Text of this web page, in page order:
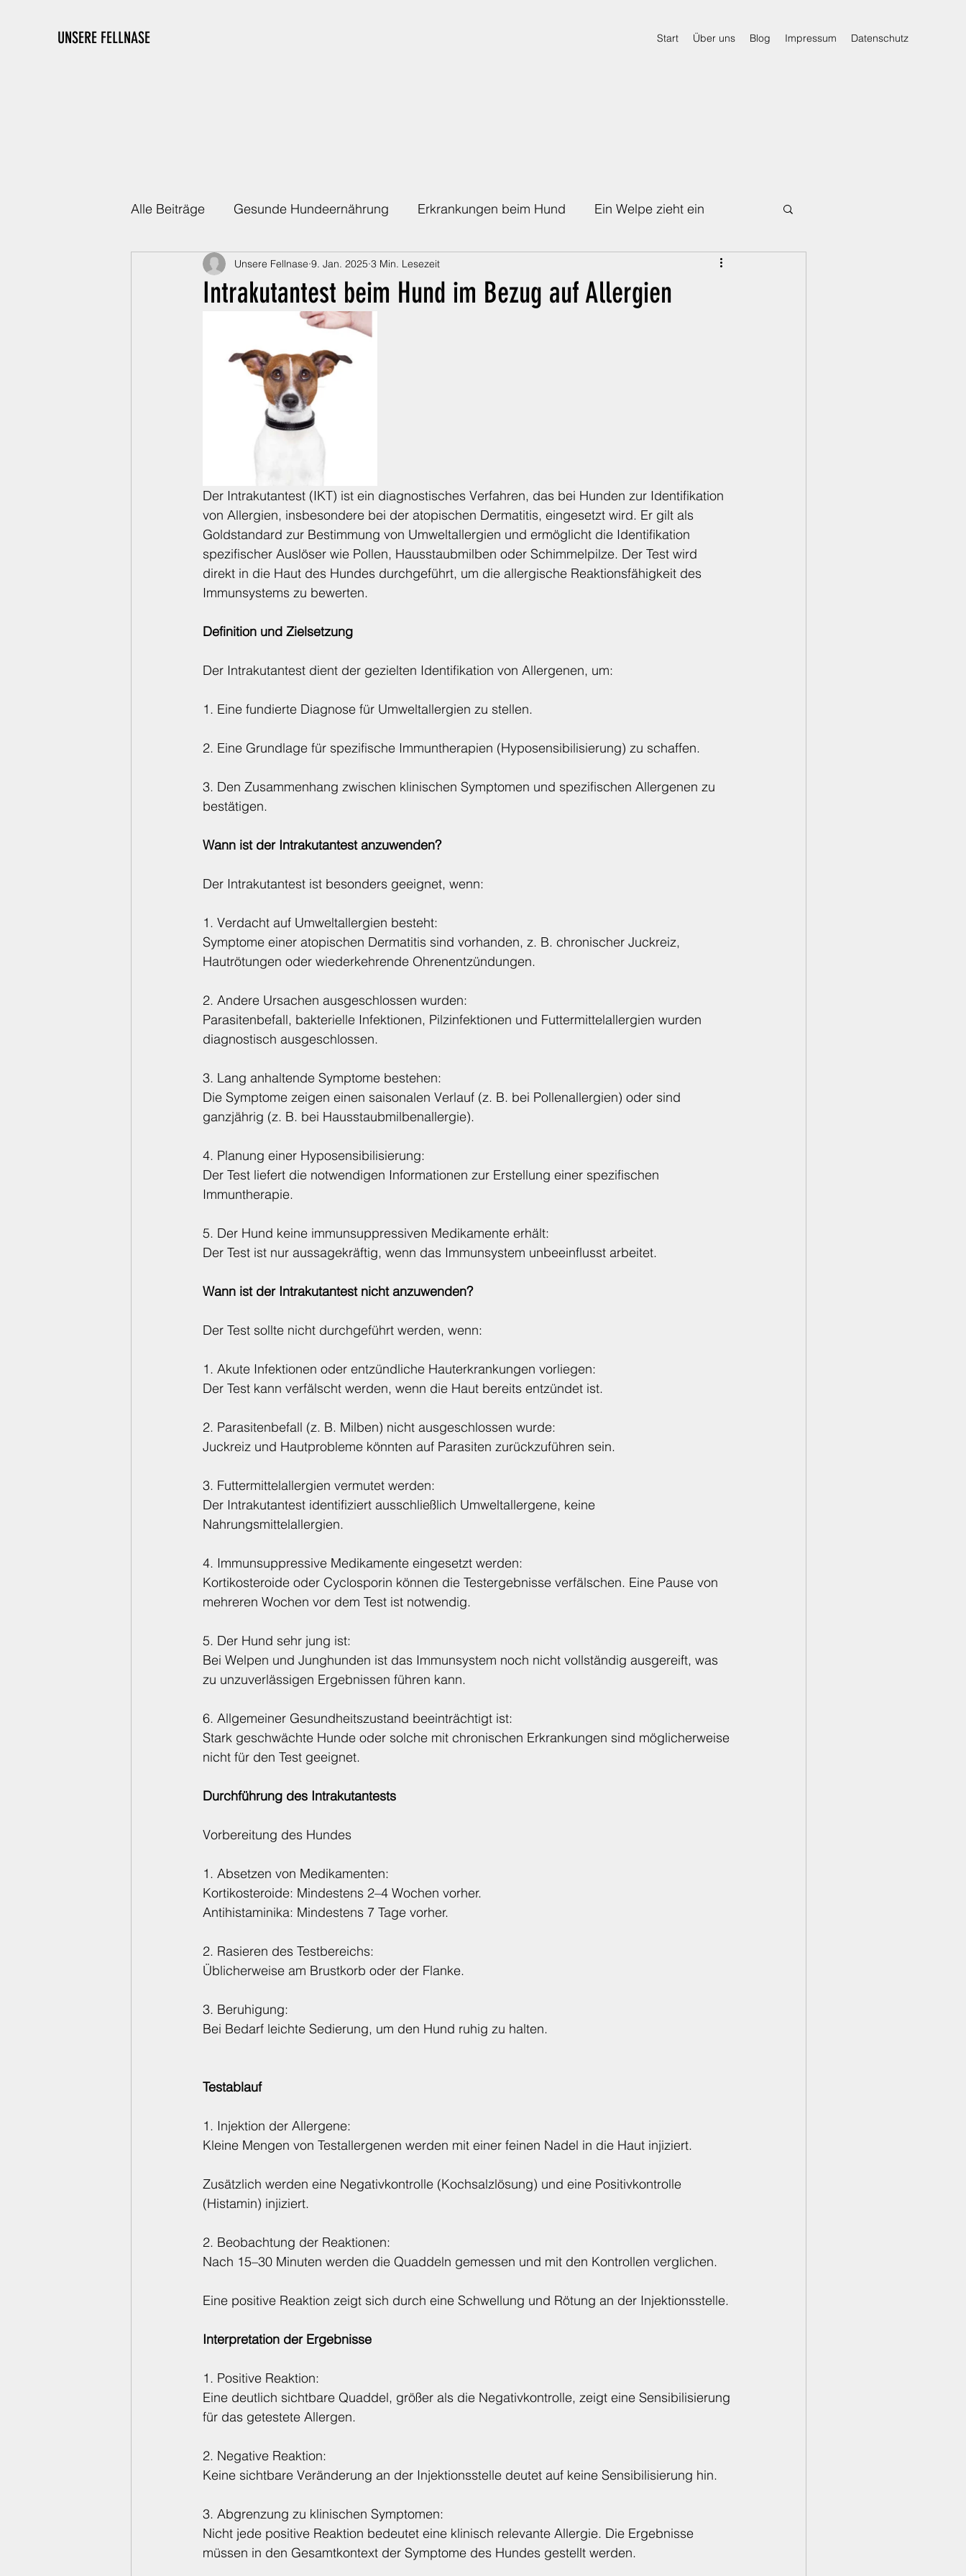
UNSERE FELLNASE Start Über uns Blog Impressum Datenschutz
Alle Beiträge Gesunde Hundeernährung Erkrankungen beim Hund Ein Welpe zieht ein
Die richtige Ausstattung Die richtige Absicherung Für den Notfall
Tierschutz
Intrakutantest beim Hund im Bezug auf Allergien
Unsere Fellnase 9. Jan. 2025 3 Min. Lesezeit
Der Intrakutantest (IKT) ist ein diagnostisches Verfahren, das bei Hunden zur Identifikation
von Allergien, insbesondere bei der atopischen Dermatitis, eingesetzt wird. Er gilt als
Goldstandard zur Bestimmung von Umweltallergien und ermöglicht die Identifikation
spezifischer Auslöser wie Pollen, Hausstaubmilben oder Schimmelpilze. Der Test wird
direkt in die Haut des Hundes durchgeführt, um die allergische Reaktionsfähigkeit des
Immunsystems zu bewerten.
Definition und Zielsetzung
Der Intrakutantest dient der gezielten Identifikation von Allergenen, um:
1. Eine fundierte Diagnose für Umweltallergien zu stellen.
2. Eine Grundlage für spezifische Immuntherapien (Hyposensibilisierung) zu schaffen.
3. Den Zusammenhang zwischen klinischen Symptomen und spezifischen Allergenen zu
bestätigen.
Wann ist der Intrakutantest anzuwenden?
Der Intrakutantest ist besonders geeignet, wenn:
1. Verdacht auf Umweltallergien besteht:
Symptome einer atopischen Dermatitis sind vorhanden, z. B. chronischer Juckreiz,
Hautrötungen oder wiederkehrende Ohrenentzündungen.
2. Andere Ursachen ausgeschlossen wurden:
Parasitenbefall, bakterielle Infektionen, Pilzinfektionen und Futtermittelallergien wurden
diagnostisch ausgeschlossen.
3. Lang anhaltende Symptome bestehen:
Die Symptome zeigen einen saisonalen Verlauf (z. B. bei Pollenallergien) oder sind
ganzjährig (z. B. bei Hausstaubmilbenallergie).
4. Planung einer Hyposensibilisierung:
Der Test liefert die notwendigen Informationen zur Erstellung einer spezifischen
Immuntherapie.
5. Der Hund keine immunsuppressiven Medikamente erhält:
Der Test ist nur aussagekräftig, wenn das Immunsystem unbeeinflusst arbeitet.
Wann ist der Intrakutantest nicht anzuwenden?
Der Test sollte nicht durchgeführt werden, wenn:
1. Akute Infektionen oder entzündliche Hauterkrankungen vorliegen:
Der Test kann verfälscht werden, wenn die Haut bereits entzündet ist.
2. Parasitenbefall (z. B. Milben) nicht ausgeschlossen wurde:
Juckreiz und Hautprobleme könnten auf Parasiten zurückzuführen sein.
3. Futtermittelallergien vermutet werden:
Der Intrakutantest identifiziert ausschließlich Umweltallergene, keine
Nahrungsmittelallergien.
4. Immunsuppressive Medikamente eingesetzt werden:
Kortikosteroide oder Cyclosporin können die Testergebnisse verfälschen. Eine Pause von
mehreren Wochen vor dem Test ist notwendig.
5. Der Hund sehr jung ist:
Bei Welpen und Junghunden ist das Immunsystem noch nicht vollständig ausgereift, was
zu unzuverlässigen Ergebnissen führen kann.
6. Allgemeiner Gesundheitszustand beeinträchtigt ist:
Stark geschwächte Hunde oder solche mit chronischen Erkrankungen sind möglicherweise
nicht für den Test geeignet.
Durchführung des Intrakutantests
Vorbereitung des Hundes
1. Absetzen von Medikamenten:
Kortikosteroide: Mindestens 2–4 Wochen vorher.
Antihistaminika: Mindestens 7 Tage vorher.
2. Rasieren des Testbereichs:
Üblicherweise am Brustkorb oder der Flanke.
3. Beruhigung:
Bei Bedarf leichte Sedierung, um den Hund ruhig zu halten.
Testablauf
1. Injektion der Allergene:
Kleine Mengen von Testallergenen werden mit einer feinen Nadel in die Haut injiziert.
Zusätzlich werden eine Negativkontrolle (Kochsalzlösung) und eine Positivkontrolle
(Histamin) injiziert.
2. Beobachtung der Reaktionen:
Nach 15–30 Minuten werden die Quaddeln gemessen und mit den Kontrollen verglichen.
Eine positive Reaktion zeigt sich durch eine Schwellung und Rötung an der Injektionsstelle.
Interpretation der Ergebnisse
1. Positive Reaktion:
Eine deutlich sichtbare Quaddel, größer als die Negativkontrolle, zeigt eine Sensibilisierung
für das getestete Allergen.
2. Negative Reaktion:
Keine sichtbare Veränderung an der Injektionsstelle deutet auf keine Sensibilisierung hin.
3. Abgrenzung zu klinischen Symptomen:
Nicht jede positive Reaktion bedeutet eine klinisch relevante Allergie. Die Ergebnisse
müssen in den Gesamtkontext der Symptome des Hundes gestellt werden.